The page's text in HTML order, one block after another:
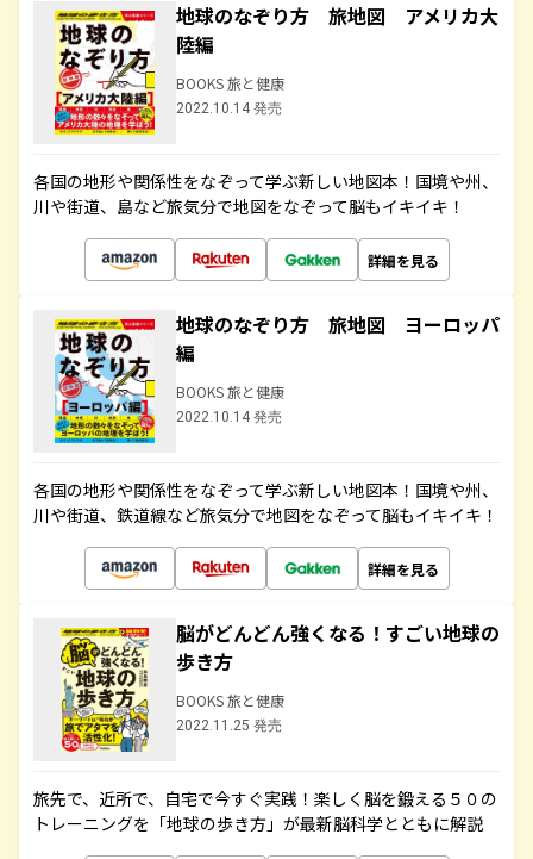
地球のなぞり方 旅地図 アメリカ大
陸編
BOOKS 旅と健康
2022.10.14 発売
各国の地形や関係性をなぞって学ぶ新しい地図本！国境や州、
川や街道、島など旅気分で地図をなぞって脳もイキイキ！
詳細を見る
地球のなぞり方 旅地図 ヨーロッパ
編
BOOKS 旅と健康
2022.10.14 発売
各国の地形や関係性をなぞって学ぶ新しい地図本！国境や州、
川や街道、鉄道線など旅気分で地図をなぞって脳もイキイキ！
詳細を見る
脳がどんどん強くなる！すごい地球の
歩き方
BOOKS 旅と健康
2022.11.25 発売
旅先で、近所で、自宅で今すぐ実践！楽しく脳を鍛える５０の
トレーニングを「地球の歩き方」が最新脳科学とともに解説